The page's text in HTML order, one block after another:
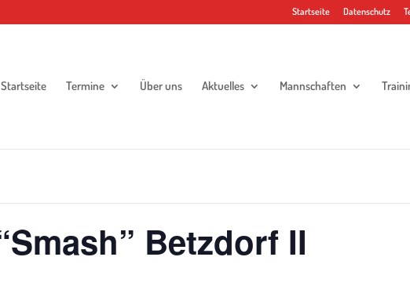
Startseite Datenschutz
Startseite Termine Über uns Aktuelles Mannschaften
Betzdorf II